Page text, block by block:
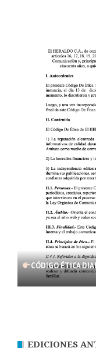
CÓDIGO ÉTICA
EDICIONES